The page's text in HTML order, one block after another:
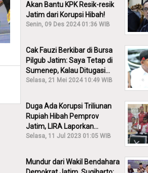
Akan Bantu KPK Resik-resik
Jatim dari Korupsi Hibah!
Senin, 09 Des 2024 01:36 WIB
Cak Fauzi Berkibar di Bursa
Pilgub Jatim: Saya Tetap di
Sumenep, Kalau Ditugasi
Partai Lain Cerita!
Selasa, 21 Mei 2024 10:49 WIB
Duga Ada Korupsi Triliunan
Rupiah Hibah Pemprov
Jatim, LIRA Laporkan
Khofifah ke KPK: Dia Harus
Selasa, 11 Jul 2023 01:05 WIB
Mundur dari Wakil Bendahara